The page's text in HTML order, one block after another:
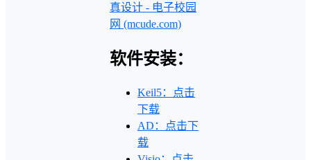
真设计 - 电子校园
网 (mcude.com)
软件安装：
Keil5：点击
下载
AD：点击下
载